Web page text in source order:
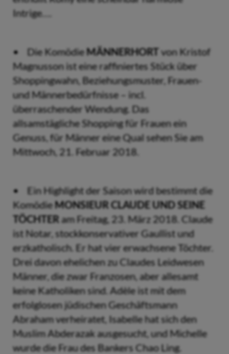
Intrige….
• Die KomödieMÄNNERHORT von Kristof
Magnusson ist eine raffiniertes Stück über
Shoppingwahn, Beziehungsmuster, Frauen-
und Männerbedürfnisse – incl.
überraschender Wendung. Das
allsamstägliche Shopping für Frauen ein
Genuss, für Männer eine Qual sehen Sie am
Mittwoch, 21. Februar 2018.
• Ein Highlight der Saison wird bestimmt die
KomödieMONSIEUR CLAUDE UND SEINE
TÖCHTERam Freitag, 23. März 2018. Claude
ist Notar, stockkonservativer Gaullist und
erzkatholisch. Er hat vier erwachsene Töchter.
Drei davon ehelichen zu Claudes Leidwesen
Männer, die zwar Franzosen, aber allesamt
keine Katholiken sind. Adèle ist mit dem
erfolglosen jüdischen Geschäftsmann
Abraham verheiratet, Isabelle hat sich den
Muslim Abderazak ausgesucht, und Michelle
wurde die Frau des Bankers Chao Ling.